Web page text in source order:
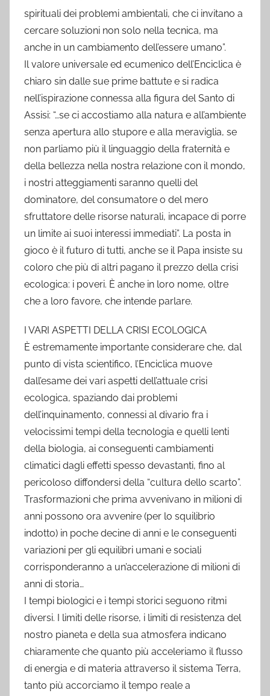
spirituali dei problemi ambientali, che ci invitano a
cercare soluzioni non solo nella tecnica, ma
anche in un cambiamento dell’essere umano”.
Il valore universale ed ecumenico dell’Enciclica è
chiaro sin dalle sue prime battute e si radica
nell’ispirazione connessa alla figura del Santo di
Assisi: “…se ci accostiamo alla natura e all’ambiente
senza apertura allo stupore e alla meraviglia, se
non parliamo più il linguaggio della fraternità e
della bellezza nella nostra relazione con il mondo,
i nostri atteggiamenti saranno quelli del
dominatore, del consumatore o del mero
sfruttatore delle risorse naturali, incapace di porre
un limite ai suoi interessi immediati”. La posta in
gioco è il futuro di tutti, anche se il Papa insiste su
coloro che più di altri pagano il prezzo della crisi
ecologica: i poveri. È anche in loro nome, oltre
che a loro favore, che intende parlare.
I VARI ASPETTI DELLA CRISI ECOLOGICA
È estremamente importante considerare che, dal
punto di vista scientifico, l’Enciclica muove
dall’esame dei vari aspetti dell’attuale crisi
ecologica, spaziando dai problemi
dell’inquinamento, connessi al divario fra i
velocissimi tempi della tecnologia e quelli lenti
della biologia, ai conseguenti cambiamenti
climatici dagli effetti spesso devastanti, fino al
pericoloso diffondersi della “cultura dello scarto”.
Trasformazioni che prima avvenivano in milioni di
anni possono ora avvenire (per lo squilibrio
indotto) in poche decine di anni e le conseguenti
variazioni per gli equilibri umani e sociali
corrisponderanno a un’accelerazione di milioni di
anni di storia…
I tempi biologici e i tempi storici seguono ritmi
diversi. I limiti delle risorse, i limiti di resistenza del
nostro pianeta e della sua atmosfera indicano
chiaramente che quanto più acceleriamo il flusso
di energia e di materia attraverso il sistema Terra,
tanto più accorciamo il tempo reale a